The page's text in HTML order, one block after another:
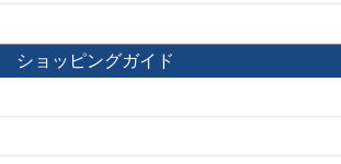
ショッピングガイド